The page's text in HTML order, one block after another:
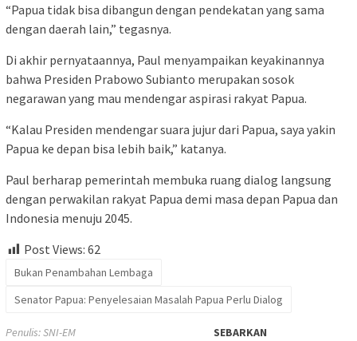
“Papua tidak bisa dibangun dengan pendekatan yang sama
dengan daerah lain,” tegasnya.
Di akhir pernyataannya, Paul menyampaikan keyakinannya
bahwa Presiden Prabowo Subianto merupakan sosok
negarawan yang mau mendengar aspirasi rakyat Papua.
“Kalau Presiden mendengar suara jujur dari Papua, saya yakin
Papua ke depan bisa lebih baik,” katanya.
Paul berharap pemerintah membuka ruang dialog langsung
dengan perwakilan rakyat Papua demi masa depan Papua dan
Indonesia menuju 2045.
Post Views: 62
Bukan Penambahan Lembaga
Senator Papua: Penyelesaian Masalah Papua Perlu Dialog
Penulis: SNI-EM
SEBARKAN